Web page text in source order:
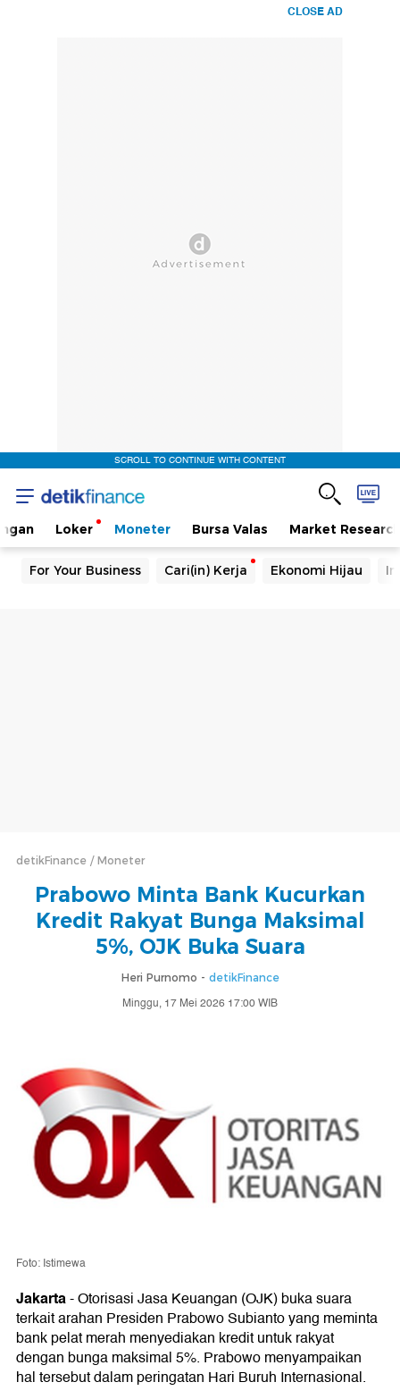
CLOSE AD
SCROLL TO CONTINUE WITH CONTENT
Loker Moneter Bursa Valas Market Research
For Your Business Cari(in) Kerja Ekonomi Hijau
detikFinance Moneter
Prabowo Minta Bank Kucurkan
Kredit Rakyat Bunga Maksimal
5%, OJK Buka Suara
Heri Purnomo - detikFinance
Minggu, 17 Mei 2026 17:00 WIB
Foto: Istimewa
Jakarta-Otorisasi Jasa Keuangan (OJK) buka suara
terkait arahan Presiden Prabowo Subianto yang meminta
bank pelat merah menyediakan kredit untuk rakyat
dengan bunga maksimal 5%. Prabowo menyampaikan
hal tersebut dalam peringatan Hari Buruh Internasional.